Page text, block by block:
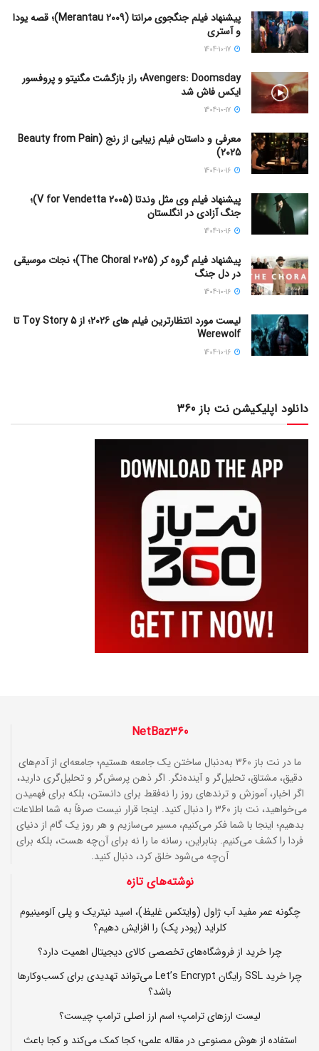
پیشنهاد فیلم جنگجوی مرانتا (Merantau 2009)؛ قصه یودا
و آستری
Avengers: Doomsday؛ راز بازگشت مگنیتو و پروفسور
ایکس فاش شد
معرفی و داستان فیلم زیبایی از رنج (Beauty from Pain
2025)
پیشنهاد فیلم وی مثل وندتا (V for Vendetta 2005)؛
جنگ آزادی در انگلستان
پیشنهاد فیلم گروه کر (The Choral 2025)؛ نجات موسیقی
در دل جنگ
لیست مورد انتظارترین فیلم های 2026؛ از Toy Story 5 تا
Werewolf
دانلود اپلیکیشن نت باز 360
NetBaz360
ما در نت باز 360 به‌دنبال ساختن یک جامعه هستیم؛ جامعه‌ای از آدم‌های
دقیق، مشتاق، تحلیل‌گر و آینده‌نگر. اگر ذهن پرسش‌گر و تحلیل‌گری دارید،
اگر اخبار، آموزش و ترندهای روز را نه‌فقط برای دانستن، بلکه برای فهمیدن
می‌خواهید، نت باز 360 را دنبال کنید. اینجا قرار نیست صرفاً به شما اطلاعات
بدهیم؛ اینجا با شما فکر می‌کنیم، مسیر می‌سازیم و هر روز یک گام از دنیای
فردا را کشف می‌کنیم. بنابراین، رسانه ما را نه برای آن‌چه هست، بلکه برای
آن‌چه می‌شود خلق کرد، دنبال کنید.
نوشته‌های تازه
چگونه عمر مفید آب ژاول (وایتکس غلیظ)، اسید نیتریک و پلی آلومینیوم
کلراید (پودر پک) را افزایش دهیم؟
چرا خرید از فروشگاه‌های تخصصی کالای دیجیتال اهمیت دارد؟
چرا خرید SSL رایگان Let’s Encrypt می‌تواند تهدیدی برای کسب‌وکارها
باشد؟
لیست ارزهای ترامپ؛ اسم ارز اصلی ترامپ چیست؟
استفاده از هوش مصنوعی در مقاله علمی؛ کجا کمک می‌کند و کجا باعث